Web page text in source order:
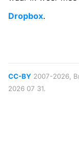
Dropbox.
CC-BY 2007-2026,
2026 07 31.